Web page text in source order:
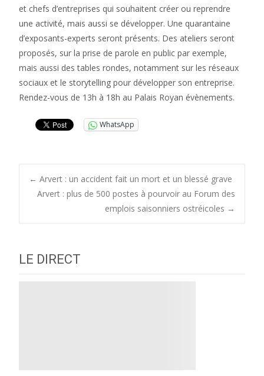
et chefs d’entreprises qui souhaitent créer ou reprendre
une activité, mais aussi se développer. Une quarantaine
d’exposants-experts seront présents. Des ateliers seront
proposés, sur la prise de parole en public par exemple,
mais aussi des tables rondes, notamment sur les réseaux
sociaux et le storytelling pour développer son entreprise.
Rendez-vous de 13h à 18h au Palais Royan évènements.
WhatsApp
Post
navigation
← Arvert : un accident fait un mort et un blessé grave
Arvert : plus de 500 postes à pourvoir au Forum des
emplois saisonniers ostréicoles →
LE DIRECT